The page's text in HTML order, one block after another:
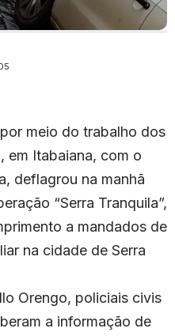
meio do trabalho dos
em Itabaiana, com o
deflagrou na manhã
“Serra Tranquila”,
a mandados de
na cidade de Serra
Orengo, policiais civis
a informação de